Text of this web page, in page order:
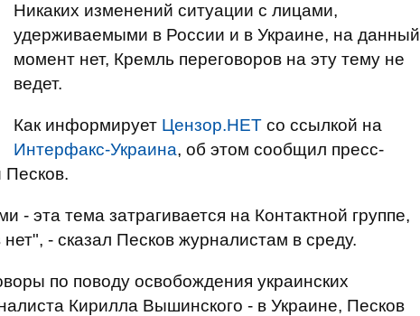
Никаких изменений ситуации с лицами,
удерживаемыми в России и в Украине, на данный
момент нет, Кремль переговоров на эту тему не
ведет.
Как информирует Цензор.НЕТ со ссылкой на
Интерфакс-Украина, об этом сообщил пресс-
Песков.
эта тема затрагивается на Контактной группе,
- сказал Песков журналистам в среду.
по поводу освобождения украинских
Кирилла Вышинского - в Украине, Песков